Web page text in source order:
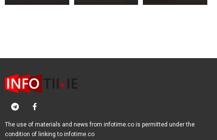
The use of materials and news from infotime.co is permitted under the
condition of linking to infotime.co